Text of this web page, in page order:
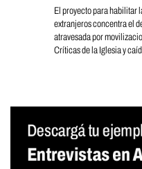
El proyecto para habilitar
extranjeros concentra el
atravesada por
Críticas de la Iglesia y